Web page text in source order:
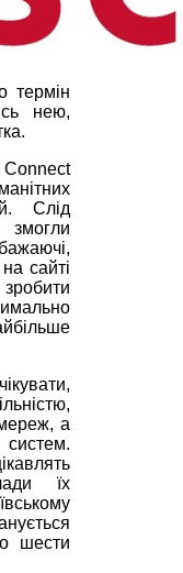
термін
нею,
Connect
Слід
сайті
а
їх
шести